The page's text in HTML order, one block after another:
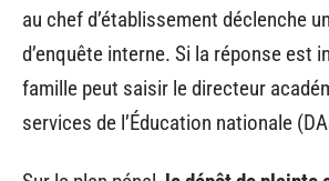
au chef d’établissement déclenche
d’enquête interne. Si la réponse est
famille peut saisir le directeur
services de l’Éducation nationale